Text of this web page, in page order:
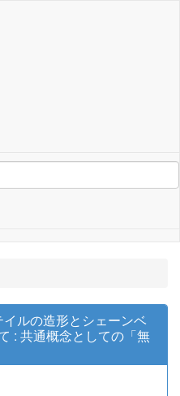
イルの造形とシェーンベ
: 共通概念としての「無